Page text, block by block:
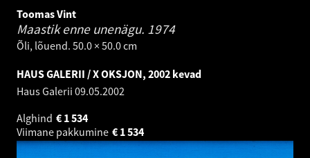
Toomas Vint
Maastik enne unenägu. 1974
Õli, lõuend. 50.0 × 50.0 cm
HAUS GALERII / X OKSJON, 2002 kevad
Haus Galerii 09.05.2002
Alghind
1 534
€
Viimane pakkumine
1 534
€